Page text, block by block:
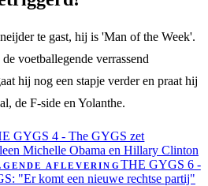
te gast, hij is 'Man of the Week'.
voetballegende verrassend
hij nog een stapje verder en praat hij
de F-side en Yolanthe.
GYGS 4 - The GYGS zet
Michelle Obama en Hillary Clinton
AFLEVERINGTHE GYGS 6 -
"Er komt een nieuwe rechtse partij"